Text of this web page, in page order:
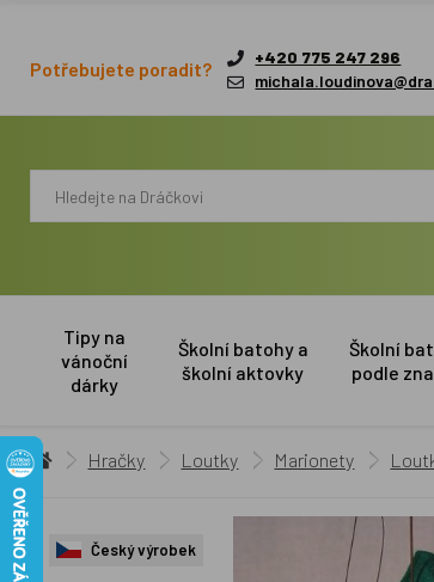
Potřebujete poradit?
+420 775 247 296
Tipy na
vánoční
dárky
Školní batohy a
školní aktovky
Školní
podle
Hračky Loutky Marionety
Český výrobek